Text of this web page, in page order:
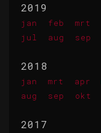
2019
jan feb mrt
jul
aug sep
2018
jan mrt apr
aug
sep okt
2017